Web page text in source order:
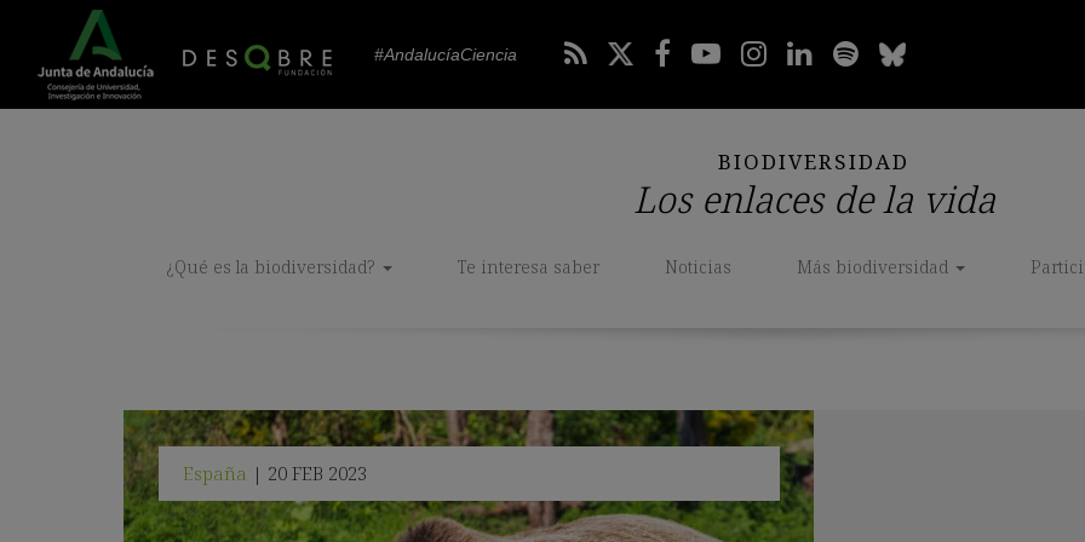
#AndalucíaCiencia
BIODIVERSIDAD
Los enlaces de la vida
¿Qué es la biodiversidad? Te interesa saber Noticias Más biodiversidad
España | 20 FEB 2023